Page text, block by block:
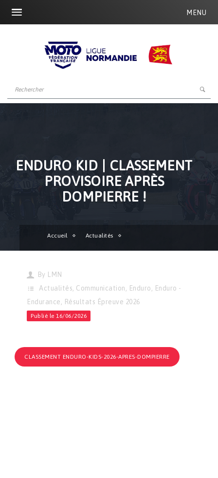
MENU
ENDURO KID | CLASSEMENT
PROVISOIRE APRÈS
DOMPIERRE !
Accueil Actualités
By
LMN
Actualités Communication Enduro
Enduro -
Endurance
Résultats Épreuve 2026
Publié le 16/06/2026
CLASSEMENT ENDURO-KIDS-2026-APRES-DOMPIERRE